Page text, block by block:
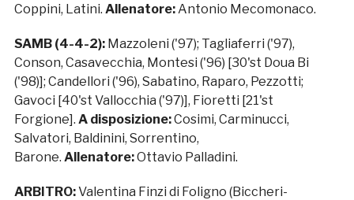
Coppini, Latini. Allenatore:Antonio Mecomonaco.
SAMB (4-4-2): Mazzoleni ('97); Tagliaferri ('97),
Conson, Casavecchia, Montesi ('96) [30'st Doua Bi
('98)]; Candellori ('96), Sabatino, Raparo, Pezzotti;
Gavoci [40'st Vallocchia ('97)], Fioretti [21'st
Forgione]. A disposizione:Cosimi, Carminucci,
Salvatori, Baldinini, Sorrentino,
Barone. Allenatore:Ottavio Palladini.
ARBITRO:Valentina Finzi di Foligno (Biccheri-